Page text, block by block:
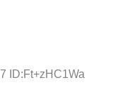
ID:Ft+zHC1Wa